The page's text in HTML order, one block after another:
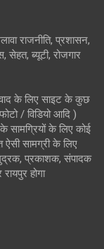
राजनीति, प्रशासन,
ब्यूटी, रोजगार
के लिए साइट के कुछ
/ विडियो आदि )
सामग्रियों के लिए कोई
ऐसी सामग्री के लिए
मुद्रक, प्रकाशक, संपादक
रायपुर होगा